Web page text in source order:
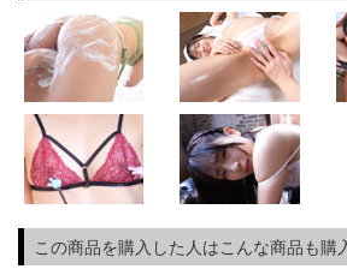
この商品を購入した人はこんな商品も購